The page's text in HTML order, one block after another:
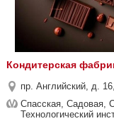
Кондитерская
пр. Английский, д.
Спасская, Садовая,
Технологический